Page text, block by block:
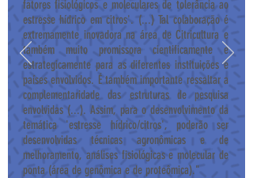
fatores fisiológicos e moleculares de tolerância ao
estresse hídrico em citros'. (...) Tal colaboração é
extremamente inovadora na área de Citricultura e
também muito promissora cientificamente e
estrategicamente para as diferentes instituições e
países envolvidos. É também importante ressaltar a
complementaridade das estruturas de pesquisa
envolvidas (...). Assim, para o desenvolvimento da
temática 'estresse hídrico/citros', poderão ser
desenvolvidas técnicas agronômicas e de
melhoramento, análises fisiológicas e molecular de
ponta (área de genômica e de proteômica)."